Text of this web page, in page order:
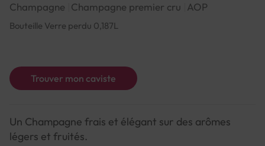
Champagne Champagne premier cru AOP
Bouteille Verre perdu 0,187L
Trouver mon caviste
Un Champagne frais et élégant sur des arômes
légers et fruités.